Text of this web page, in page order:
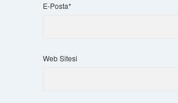
E-Posta*
Web Sitesi